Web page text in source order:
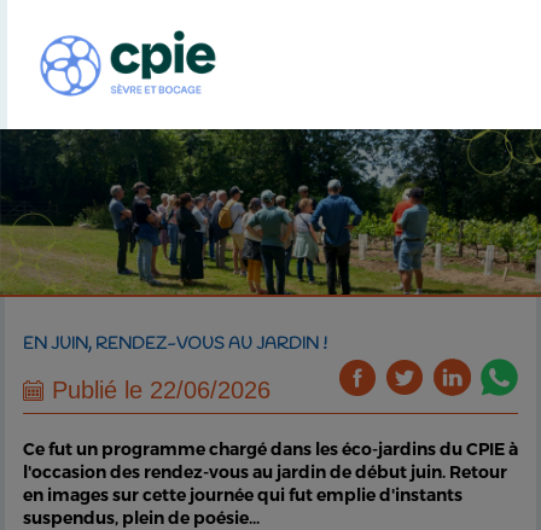
EN JUIN, RENDEZ-VOUS AU JARDIN !
Publié le 22/06/2026
Ce fut un programme chargé dans les éco-jardins du CPIE à
l'occasion des rendez-vous au jardin de début juin. Retour
en images sur cette journée qui fut emplie d'instants
suspendus, plein de poésie...